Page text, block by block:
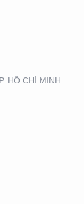
HỒ CHÍ MINH